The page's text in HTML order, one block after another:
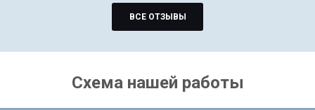
ВСЕ ОТЗЫВЫ
Схема нашей работы